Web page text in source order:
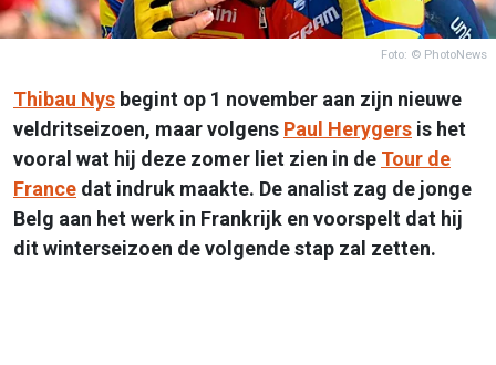
Foto: © PhotoNews
Thibau Nys begint op 1 november aan zijn nieuwe
veldritseizoen, maar volgens Paul Herygers is het
vooral wat hij deze zomer liet zien in de Tour de
France dat indruk maakte. De analist zag de jonge
Belg aan het werk in Frankrijk en voorspelt dat hij
dit winterseizoen de volgende stap zal zetten.